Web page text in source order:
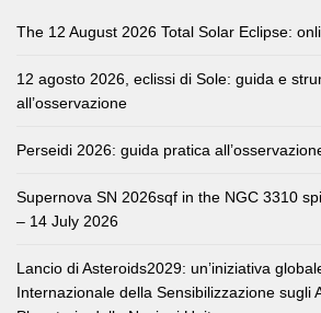
The 12 August 2026 Total Solar Eclipse:
12 agosto 2026, eclissi di Sole: guida e
all’osservazione
Perseidi 2026: guida pratica
Supernova SN 2026sqf in the NGC 3310
– 14 July 2026
Lancio di Asteroids2029: un’iniziativa
Internazionale della Sensibilizzazione sugli